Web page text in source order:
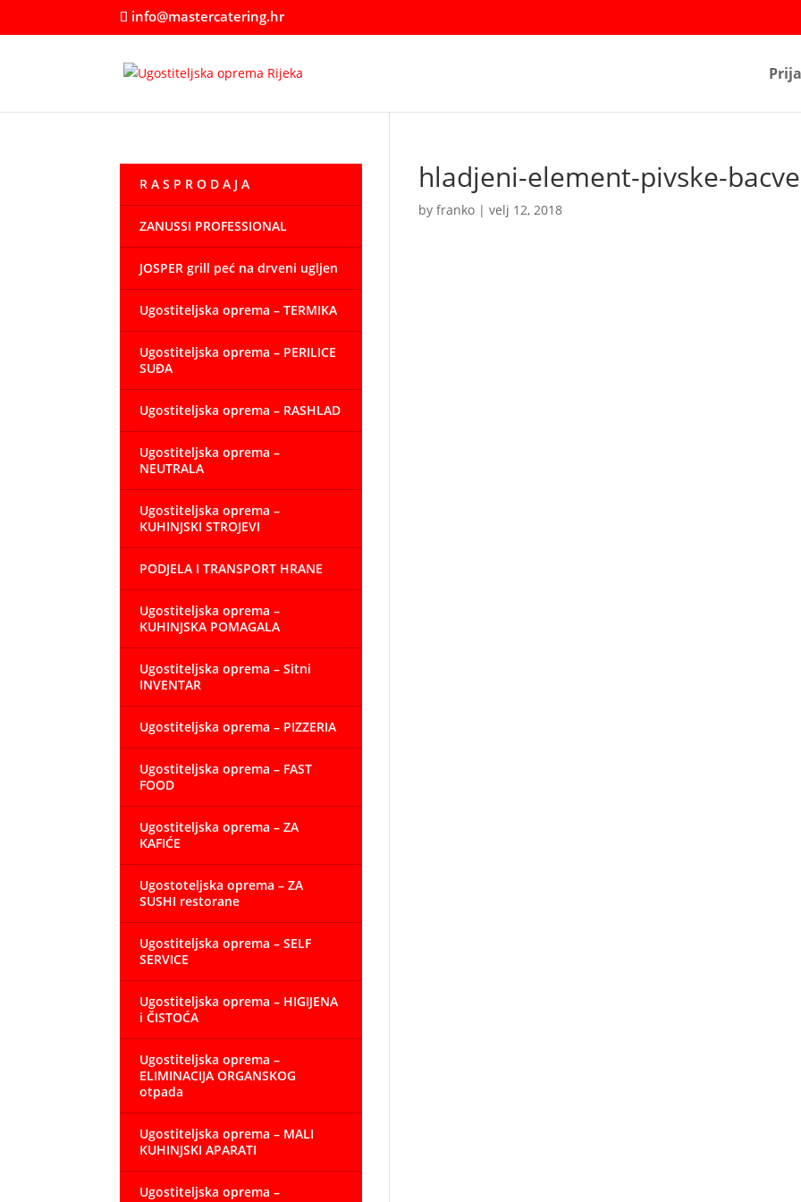
info@mastercatering.hr
hladjeni-element-pivske-
by franko| velj 12, 2018
R A S P R O D A J A
ZANUSSI PROFESSIONAL
JOSPER grill peć na drveni ugljen
Ugostiteljska oprema – TERMIKA
Ugostiteljska oprema – PERILICE
SUĐA
Ugostiteljska oprema – RASHLAD
Ugostiteljska oprema –
NEUTRALA
Ugostiteljska oprema –
KUHINJSKI STROJEVI
PODJELA I TRANSPORT HRANE
Ugostiteljska oprema –
KUHINJSKA POMAGALA
Ugostiteljska oprema – Sitni
INVENTAR
Ugostiteljska oprema – PIZZERIA
Ugostiteljska oprema – FAST
FOOD
Ugostiteljska oprema – ZA
KAFIĆE
Ugostoteljska oprema – ZA
SUSHI restorane
Ugostiteljska oprema – SELF
SERVICE
Ugostiteljska oprema – HIGIJENA
i ČISTOĆA
Ugostiteljska oprema –
ELIMINACIJA ORGANSKOG
otpada
Ugostiteljska oprema – MALI
KUHINJSKI APARATI
Ugostiteljska oprema –